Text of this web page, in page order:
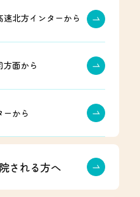
北方インターから
面から
から
される方へ